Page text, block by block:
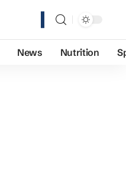
News Nutrition